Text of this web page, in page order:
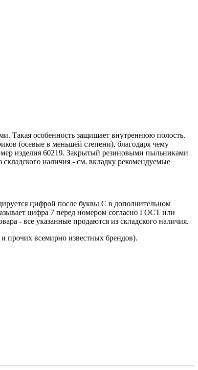
Такая особенность защищает внутреннюю полость.
(осевые в меньшей степени), благодаря чему
изделия 60219. Закрытый резиновыми пыльниками
наличия - см. вкладку рекомендуемые
цифрой после буквы С в дополнительном
цифра 7 перед номером согласно ГОСТ или
- все указанные продаются из складского наличия.
прочих всемирно известных брендов).